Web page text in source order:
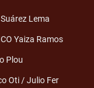
Lema
Yaiza Ramos
Plou
Oti / Julio Fer